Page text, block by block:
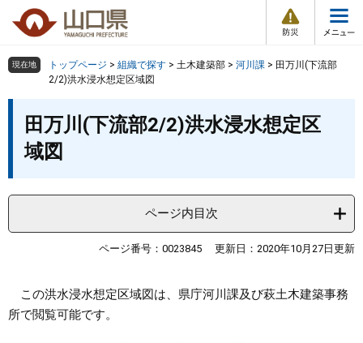
の
頭
ー
飛
情
報
メ
ュ
組織で探す
教育・文化・スポーツ
検索の仕方 組織で探す サイトマップで探す
現在地 トップページ > 組織で探す > 土木建築部 > 河川課 > 田万川(下流部
2/2)洪水浸水想定区域図
田万川(下流部2/2)洪水浸水想定区
域図
ページ内目次
ページ番号：0023845 更新日：2020年10月27日更新
この洪水浸水想定区域図は、県庁河川課及び萩土木建築事務
所で閲覧可能です。